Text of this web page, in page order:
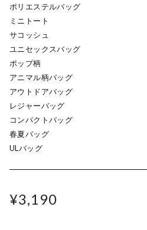
ポリエステルバッグ
ミニトート
サコッシュ
ユニセックスバッグ
ポップ柄
アニマル柄バッグ
アウトドアバッグ
レジャーバッグ
コンパクトバッグ
春夏バッグ
ULバッグ
¥3,190